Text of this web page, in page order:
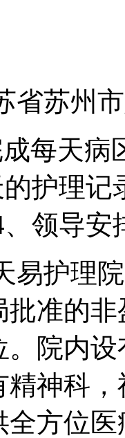
省苏州
每天
护理
领导
易护理
准的
。院内
神科
全方位